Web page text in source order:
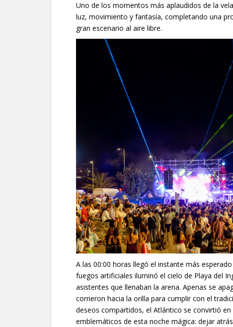
Uno de los momentos más aplaudidos de la
luz, movimiento y fantasía, completando una
gran escenario al aire libre.
A las 00:00 horas llegó el instante más
fuegos artificiales iluminó el cielo de Playa del
asistentes que llenaban la arena. Apenas se
corrieron hacia la orilla para cumplir con el
deseos compartidos, el Atlántico se convirtió
emblemáticos de esta noche mágica: dejar